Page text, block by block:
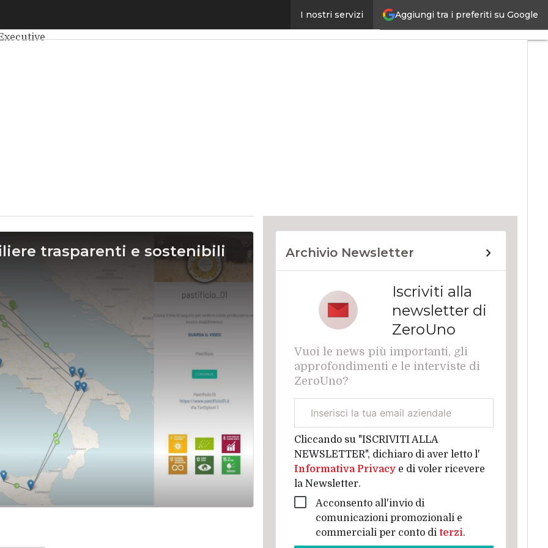
Aggiungi tra i preferiti su Google
I nostri servizi
Internet4Things
trasparenti e sostenibili Archivio Newsletter
Iscriviti alla
newsletter di
ZeroUno
Vuoi le news più importanti, gli
approfondimenti e le interviste di
ZeroUno?
aziendale
Cliccando su "ISCRIVITI ALLA
NEWSLETTER", dichiaro di aver letto l'
Informativa Privacy e di voler ricevere
la Newsletter.
Acconsento all'invio di
comunicazioni promozionali e
commerciali per conto di terzi.